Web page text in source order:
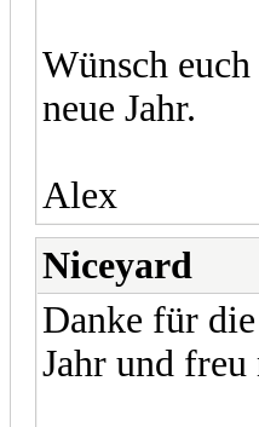
Wünsch
neue Jahr.
Alex
Niceyard
Danke für
Jahr und